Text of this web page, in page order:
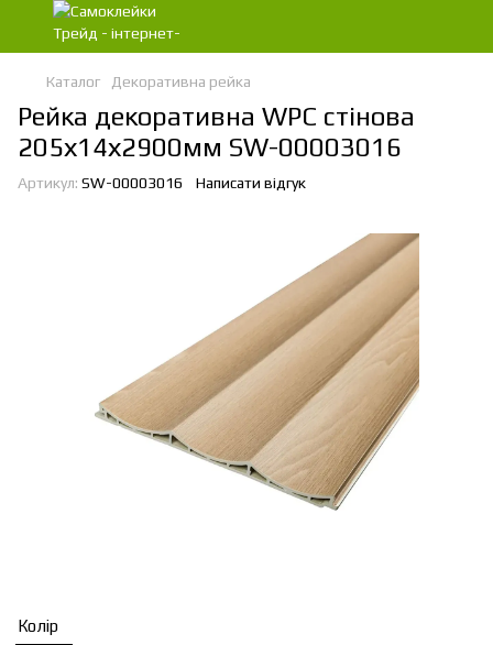
Каталог Декоративна рейка
Рейка декоративна WPC стінова
205х14х2900мм SW-00003016
Артикул: SW-00003016 Написати відгук
Колір